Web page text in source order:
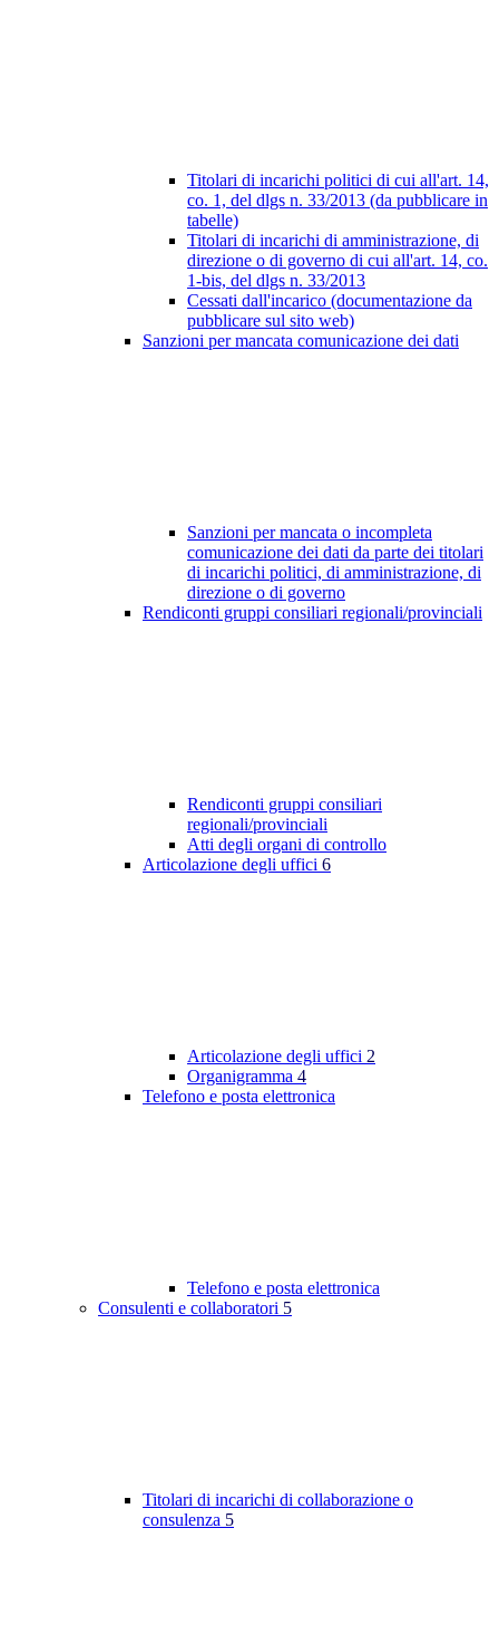
Titolari di incarichi politici di cui all'art. 14,
co. 1, del dlgs n. 33/2013 (da pubblicare in
tabelle)
Titolari di incarichi di amministrazione, di
direzione o di governo di cui all'art. 14, co.
1-bis, del dlgs n. 33/2013
Cessati dall'incarico (documentazione da
pubblicare sul sito web)
Sanzioni per mancata comunicazione dei dati
Sanzioni per mancata o incompleta
comunicazione dei dati da parte dei titolari
di incarichi politici, di amministrazione, di
direzione o di governo
Rendiconti gruppi consiliari regionali/provinciali
Rendiconti gruppi consiliari
regionali/provinciali
Atti degli organi di controllo
Articolazione degli uffici 6
Articolazione degli uffici 2
Organigramma 4
Telefono e posta elettronica
Telefono e posta elettronica
Consulenti e collaboratori 5
Titolari di incarichi di collaborazione o
consulenza 5